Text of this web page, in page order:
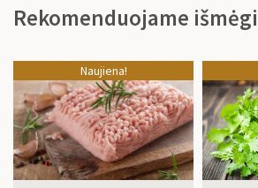
Rekomenduojame
Naujiena!